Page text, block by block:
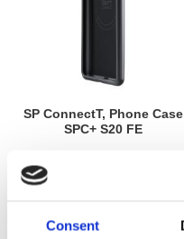
Consent
SP ConnectT, Phone Case
SPC+ S20 FE
Lägg till i favoriter